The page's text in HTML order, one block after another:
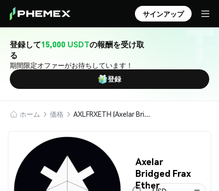
サインアップ
登録して15,000 USDTの報酬を受け取
る
期間限定オファーがお待ちしています！
登録
ホーム 価格 AXLFRXETH (Axelar Bridged Frax Ether)
Axelar
Bridged Frax
Ether